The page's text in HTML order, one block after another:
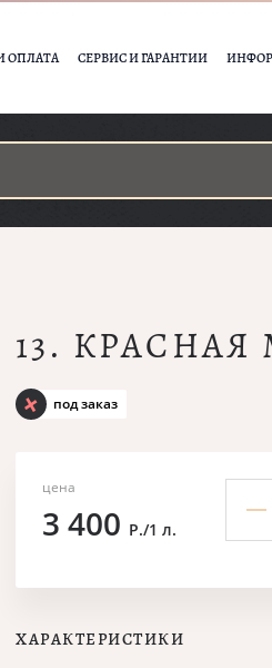
ОПЛАТА СЕРВИС И ГАРАНТИИ
13. КРАСНАЯ
под заказ
цена
3 400 Р./1 л.
ХАРАКТЕРИСТИКИ